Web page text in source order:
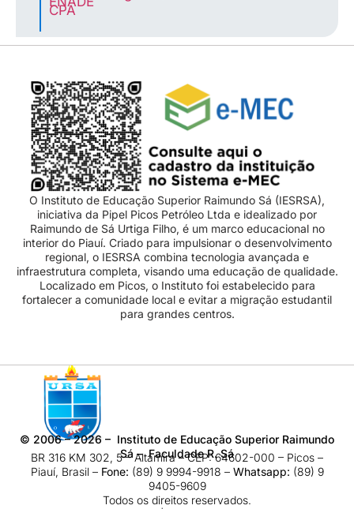
CPA
O Instituto de Educação Superior Raimundo Sá (IESRSA),
iniciativa da Pipel Picos Petróleo Ltda e idealizado por
Raimundo de Sá Urtiga Filho, é um marco educacional no
interior do Piauí. Criado para impulsionar o desenvolvimento
regional, o IESRSA combina tecnologia avançada e
infraestrutura completa, visando uma educação de qualidade.
Localizado em Picos, o Instituto foi estabelecido para
fortalecer a comunidade local e evitar a migração estudantil
para grandes centros.
© 2006 – 2026 – Instituto de Educação Superior Raimundo
Sá – Faculdade R. Sá
BR 316 KM 302, 5 – Altamira – CEP: 64602-000 – Picos –
Piauí, Brasil – Fone: (89) 9 9994-9918​ – Whatsapp: (89) 9
9405-9609
Todos os direitos reservados.